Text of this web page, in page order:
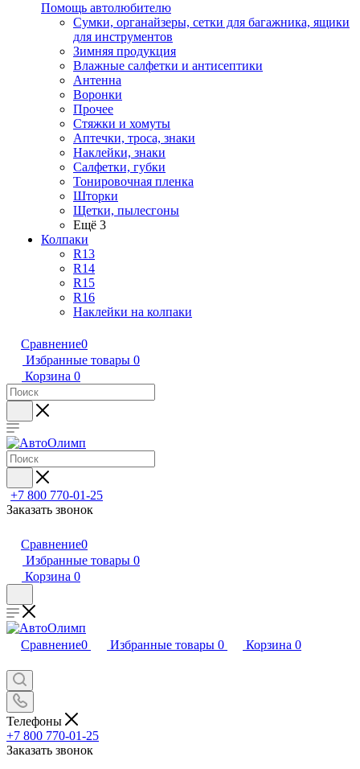
Помощь автолюбителю
Сумки, органайзеры, сетки для багажника, ящики
для инструментов
Зимняя продукция
Влажные салфетки и антисептики
Антенна
Воронки
Прочее
Стяжки и хомуты
Аптечки, троса, знаки
Наклейки, знаки
Салфетки, губки
Тонировочная пленка
Шторки
Щетки, пылесгоны
Ещё 3
Колпаки
R13
R14
R15
R16
Наклейки на колпаки
Сравнение0
Избранные товары 0
Корзина 0
+7 800 770-01-25
Заказать звонок
Сравнение0
Избранные товары 0
Корзина 0
Сравнение0 Избранные товары 0 Корзина 0
Телефоны
+7 800 770-01-25
Заказать звонок